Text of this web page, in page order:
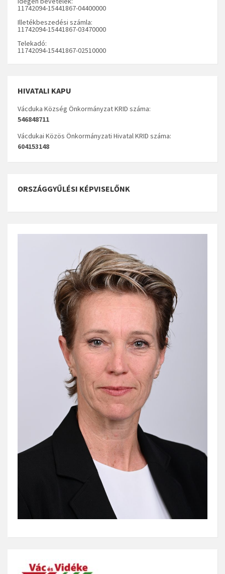
11742094-15441867-04400000
Illetékbeszedési számla:
11742094-15441867-03470000
Telekadó:
11742094-15441867-02510000
HIVATALI KAPU
Vácduka Község Önkormányzat KRID száma:
546848711
Vácdukai Közös Önkormányzati Hivatal KRID száma:
604153148
ORSZÁGGYŰLÉSI KÉPVISELŐNK